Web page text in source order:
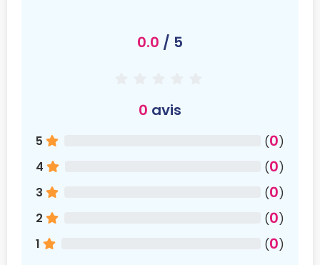
0.0 / 5
0 avis
5 (0)
4
(0)
3
(0)
2
(0)
1
(0)